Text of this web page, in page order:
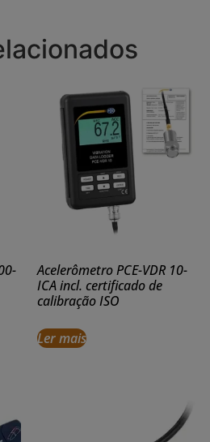
Acelerômetro PCE-VDR 10-
ICA incl. certificado de
calibração ISO
Ler mais